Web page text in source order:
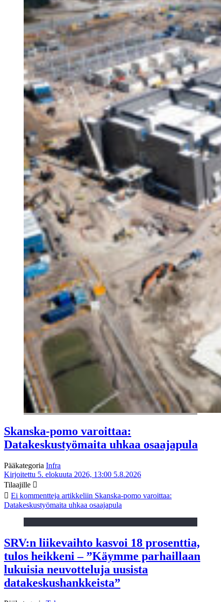
Skanska-pomo varoittaa:
Datakeskustyömaita uhkaa osaajapula
Pääkategoria Infra
Kirjoitettu 5. elokuuta 2026, 13:00 5.8.2026
Tilaajille
Ei kommentteja artikkeliin Skanska-pomo varoittaa:
Datakeskustyömaita uhkaa osaajapula
SRV:n liikevaihto kasvoi 18 prosenttia,
tulos heikkeni – ”Käymme parhaillaan
lukuisia neuvotteluja uusista
datakeskushankkeista”